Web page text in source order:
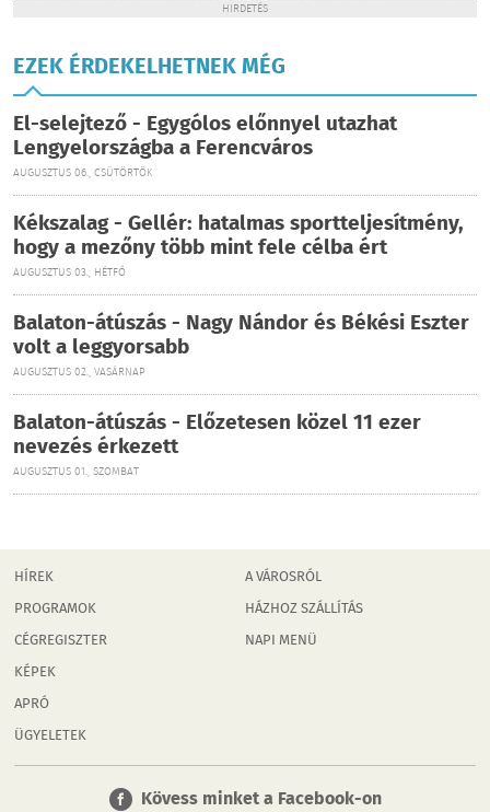
HIRDETÉS
EZEK ÉRDEKELHETNEK MÉG
El-selejtező - Egygólos előnnyel utazhat
Lengyelországba a Ferencváros
AUGUSZTUS 06., CSÜTÖRTÖK
Kékszalag - Gellér: hatalmas sportteljesítmény,
hogy a mezőny több mint fele célba ért
AUGUSZTUS 03., HÉTFŐ
Balaton-átúszás - Nagy Nándor és Békési Eszter
volt a leggyorsabb
AUGUSZTUS 02., VASÁRNAP
Balaton-átúszás - Előzetesen közel 11 ezer
nevezés érkezett
AUGUSZTUS 01., SZOMBAT
HÍREK
PROGRAMOK
CÉGREGISZTER
KÉPEK
APRÓ
ÜGYELETEK
A VÁROSRÓL
HÁZHOZ SZÁLLÍTÁS
NAPI MENÜ
Kövess minket a Facebook-on